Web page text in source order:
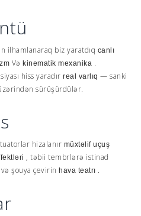
ilhamlanaraq biz yaratdıq canlı
Və kinematik mexanika .
hiss yaradır real varlıq — sanki
sürüşürdülər.
hizalanır müxtəlif uçuş
, təbii tembrlərə istinad
şouya çevirin hava teatrı .